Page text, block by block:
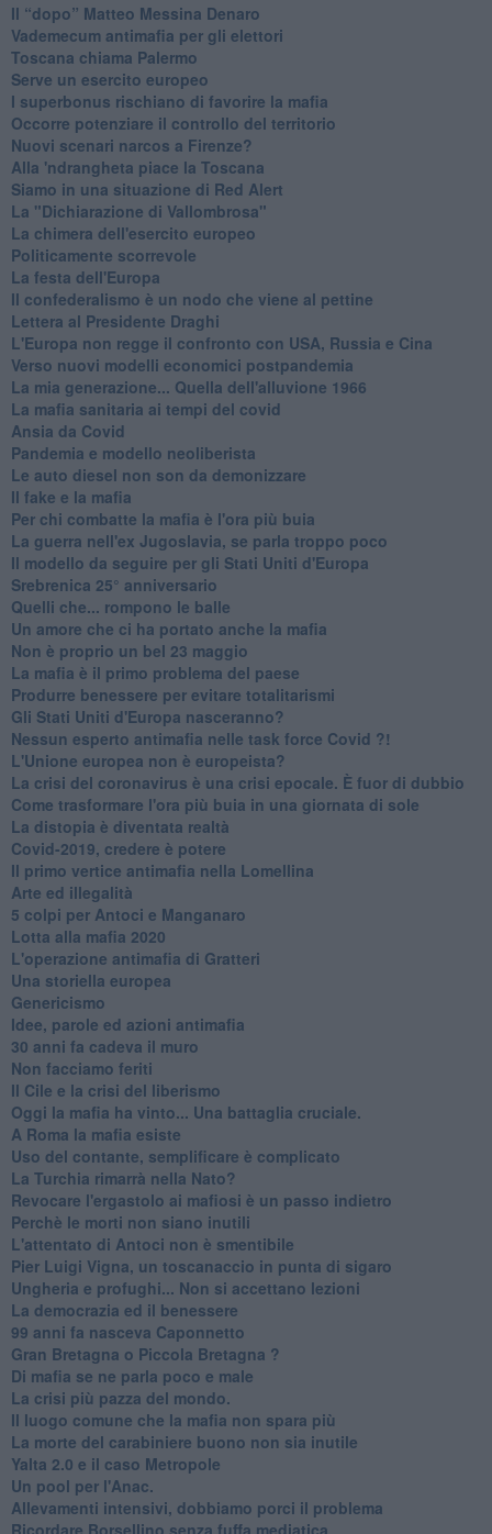
Il “dopo” Matteo Messina Denaro
Vademecum antimafia per gli elettori
Toscana chiama Palermo
Serve un esercito europeo
I superbonus rischiano di favorire la mafia
Occorre potenziare il controllo del territorio
​Nuovi scenari narcos a Firenze?
Alla 'ndrangheta piace la Toscana
Siamo in una situazione di Red Alert
La "Dichiarazione di Vallombrosa"
La chimera dell'esercito europeo
Politicamente scorrevole
La festa dell'Europa
Il confederalismo è un nodo che viene al pettine
Lettera al Presidente Draghi
L'Europa non regge il confronto con USA, Russia e Cina
Verso nuovi modelli economici postpandemia
​La mia generazione... Quella dell'alluvione 1966
​La mafia sanitaria ai tempi del covid
Ansia da Covid
Pandemia e modello neoliberista
Le auto diesel non son da demonizzare
​Il fake e la mafia
Per chi combatte la mafia è l'ora più buia
La guerra nell'ex Jugoslavia, se parla troppo poco
Il modello da seguire per gli Stati Uniti d'Europa
Srebrenica 25° anniversario
Quelli che... rompono le balle
Un amore che ci ha portato anche la mafia
Non è proprio un bel 23 maggio
La mafia è il primo problema del paese
Produrre benessere per evitare totalitarismi
Gli Stati Uniti d'Europa nasceranno?
Nessun esperto antimafia nelle task force Covid ?!
L'Unione europea non è europeista?
La crisi del coronavirus è una crisi epocale. È fuor di dubbio
Come trasformare l'ora più buia in una giornata di sole
​La distopia è diventata realtà
Covid-2019, credere è potere
Il primo vertice antimafia nella Lomellina
Arte ed illegalità
​5 colpi per Antoci e Manganaro
Lotta alla mafia 2020
L'operazione antimafia di Gratteri
Una storiella europea
Genericismo
Idee, parole ed azioni antimafia
30 anni fa cadeva il muro
Non facciamo feriti
Il Cile e la crisi del liberismo
Oggi la mafia ha vinto... Una battaglia cruciale.
A Roma la mafia esiste
Uso del contante, semplificare è complicato
La Turchia rimarrà nella Nato?
Revocare l'ergastolo ai mafiosi è un passo indietro
Perchè le morti non siano inutili
L'attentato di Antoci non è smentibile
Pier Luigi Vigna, un toscanaccio in punta di sigaro
Ungheria e profughi... Non si accettano lezioni
La democrazia ed il benessere
99 anni fa nasceva Caponnetto
Gran Bretagna o Piccola Bretagna ?
Di mafia se ne parla poco e male
La crisi più pazza del mondo.
Il luogo comune che la mafia non spara più
La morte del carabiniere buono non sia inutile
Yalta 2.0 e il caso Metropole
​Un pool per l'Anac.
Allevamenti intensivi, dobbiamo porci il problema
Ricordare Borsellino senza fuffa mediatica